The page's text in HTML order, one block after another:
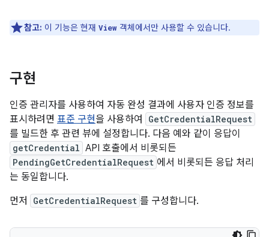
참고: 이 기능은 현재 View 객체에서만 사용할 수 있습니다.
구현
인증 관리자를 사용하여 자동 완성 결과에 사용자 인증 정보를
표시하려면 표준 구현을 사용하여 GetCredentialRequest
를 빌드한 후 관련 뷰에 설정합니다. 다음 예와 같이 응답이
getCredential API 호출에서 비롯되든
PendingGetCredentialRequest 에서 비롯되든 응답 처리
는 동일합니다.
먼저
GetCredentialRequest 를 구성합니다.